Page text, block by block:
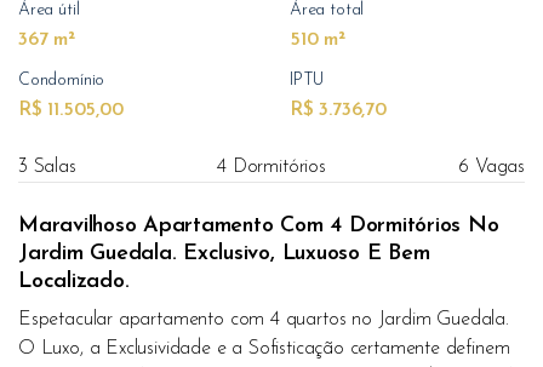
Área útil
367 m²
Área total
510 m²
Condomínio
R$ 11.505,00
IPTU
R$ 3.736,70
3 Salas 4 Dormitórios 6 Vagas
Maravilhoso Apartamento Com 4 Dormitórios No
Jardim Guedala. Exclusivo, Luxuoso E Bem
Localizado.
Espetacular apartamento com 4 quartos no Jardim Guedala.
O Luxo, a Exclusividade e a Sofisticação certamente definem